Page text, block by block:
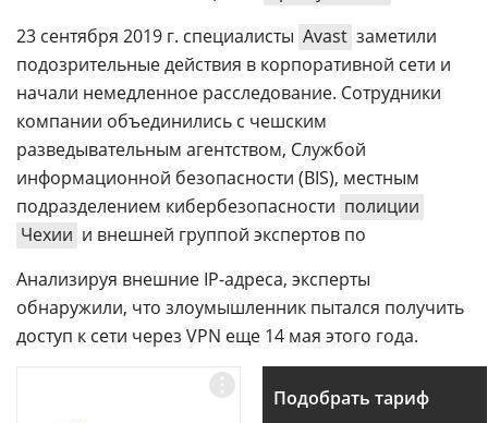
Контакты
VK
Rutube
23 сентября 2019 г. специалисты Avast заметили
подозрительные действия в корпоративной сети и
начали немедленное расследование. Сотрудники
компании объединились с чешским
разведывательным агентством, Службой
информационной безопасности (BIS), местным
подразделением кибербезопасности полиции
Чехии и внешней группой экспертов по
Анализируя внешние IP-адреса, эксперты
обнаружили, что злоумышленник пытался получить
доступ к сети через VPN еще 14 мая этого года.
Подобрать тариф